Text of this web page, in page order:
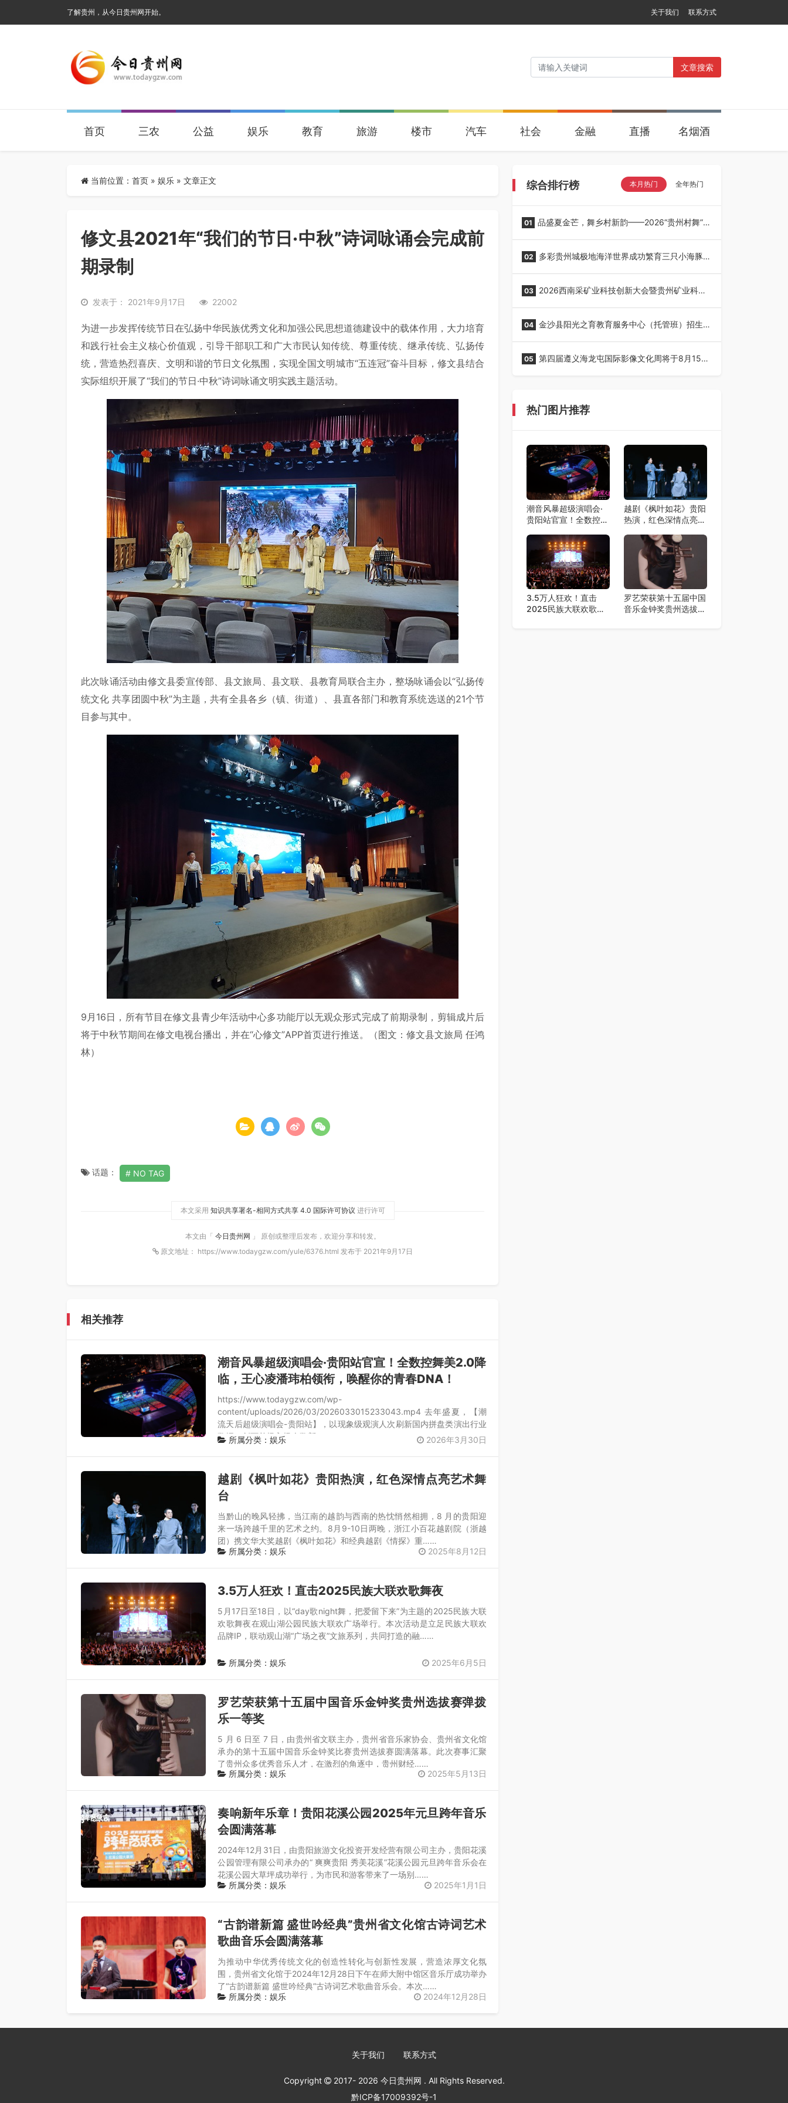
了解贵州，从今日贵州网开始。 关于我们 联系方式
文章搜索
首页 三农 公益 娱乐 教育 旅游 楼市 汽车 社会 金融 直播 名烟酒
当前位置： 首页 » 娱乐 » 文章正文
修文县2021年“我们的节日·中秋”诗词咏诵会完成前
期录制
发表于： 2021年9月17日 22002
为进一步发挥传统节日在弘扬中华民族优秀文化和加强公民思想道德建设中的载体作用，大力培育
和践行社会主义核心价值观，引导干部职工和广大市民认知传统、尊重传统、继承传统、弘扬传
统，营造热烈喜庆、文明和谐的节日文化氛围，实现全国文明城市“五连冠”奋斗目标，修文县结合
实际组织开展了“我们的节日·中秋”诗词咏诵文明实践主题活动。
此次咏诵活动由修文县委宣传部、县文旅局、县文联、县教育局联合主办，整场咏诵会以“弘扬传
统文化 共享团圆中秋”为主题，共有全县各乡（镇、街道）、县直各部门和教育系统选送的21个节
目参与其中。
9月16日，所有节目在修文县青少年活动中心多功能厅以无观众形式完成了前期录制，剪辑成片后
将于中秋节期间在修文电视台播出，并在“心修文”APP首页进行推送。（图文：修文县文旅局 任鸿
林）
话题： NO TAG
本文采用 知识共享署名-相同方式共享 4.0 国际许可协议 进行许可
本文由「 今日贵州网 」 原创或整理后发布，欢迎分享和转发。
原文地址： https://www.todaygzw.com/yule/6376.html 发布于 2021年9月17日
相关推荐
潮音风暴超级演唱会·贵阳站官宣！全数控舞美2.0降
临，王心凌潘玮柏领衔，唤醒你的青春DNA！
https://www.todaygzw.com/wp-
content/uploads/2026/03/2026033015233043.mp4 去年盛夏，【潮
流天后超级演唱会-贵阳站】，以现象级观演人次刷新国内拼盘类演出行业
数据，创下单场入场人数新……
所属分类：娱乐 2026年3月30日
越剧《枫叶如花》贵阳热演，红色深情点亮艺术舞
台
当黔山的晚风轻拂，当江南的越韵与西南的热忱悄然相拥，8 月的贵阳迎
来一场跨越千里的艺术之约。8月9-10日两晚，浙江小百花越剧院（浙越
团）携文华大奖越剧《枫叶如花》和经典越剧《情探》重……
所属分类：娱乐
2025年8月12日
3.5万人狂欢！直击2025民族大联欢歌舞夜
5月17日至18日，以“day歌night舞，把爱留下来”为主题的2025民族大联
欢歌舞夜在观山湖公园民族大联欢广场举行。本次活动是立足民族大联欢
品牌IP，联动观山湖“广场之夜”文旅系列，共同打造的融……
所属分类：娱乐 2025年6月5日
罗艺荣获第十五届中国音乐金钟奖贵州选拔赛弹拨
乐一等奖​
5 月 6 日至 7 日，由贵州省文联主办，贵州省音乐家协会、贵州省文化馆
承办的第十五届中国音乐金钟奖比赛贵州选拔赛圆满落幕。此次赛事汇聚
了贵州众多优秀音乐人才，在激烈的角逐中，贵州财经……
所属分类：娱乐
2025年5月13日
奏响新年乐章！贵阳花溪公园2025年元旦跨年音乐
会圆满落幕
2024年12月31日，由贵阳旅游文化投资开发经营有限公司主办，贵阳花溪
公园管理有限公司承办的“ 爽爽贵阳 秀美花溪”花溪公园元旦跨年音乐会在
花溪公园大草坪成功举行，为市民和游客带来了一场别……
所属分类：娱乐
2025年1月1日
“古韵谱新篇 盛世吟经典”贵州省文化馆古诗词艺术
歌曲音乐会圆满落幕
为推动中华优秀传统文化的创造性转化与创新性发展，营造浓厚文化氛
围，贵州省文化馆于2024年12月28日下午在师大附中馆区音乐厅成功举办
了“古韵谱新篇 盛世吟经典”古诗词艺术歌曲音乐会。本次……
所属分类：娱乐
2024年12月28日
综合排行榜 本月热门 全年热门
01 品盛夏金芒，舞乡村新韵——2026“贵州村舞”暨
02 多彩贵州城极地海洋世界成功繁育三只小海豚，
03 2026西南采矿业科技创新大会暨贵州矿业科技
04 金沙县阳光之育教育服务中心（托管班）招生
05 第四届遵义海龙屯国际影像文化周将于8月15日
热门图片推荐
潮音风暴超级演唱会·
贵阳站官宣！全数控舞
玮柏领衔，唤醒你的青
春DNA！
越剧《枫叶如花》贵阳
热演，红色深情点亮艺
3.5万人狂欢！直击
2025民族大联欢歌舞
罗艺荣获第十五届中国
音乐金钟奖贵州选拔赛
关于我们 联系方式
Copyright 2017- 2026 今日贵州网 . All Rights Reserved.
黔ICP备17009392号-1